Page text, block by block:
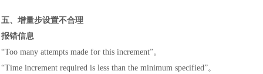
五、增量步设置不合理
报错信息
“Too many attempts made for this increment”。
“Time increment required is less than the minimum specified”。